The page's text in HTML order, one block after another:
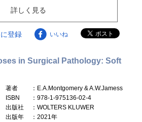
詳しく見る
登録 いいね
in Surgical Pathology: Soft
著者
：E.A.Montgomery & A.W.Jamess
ISBN
：978-1-975136-02-4
出版社
：WOLTERS KLUWER
出版年
：2021年